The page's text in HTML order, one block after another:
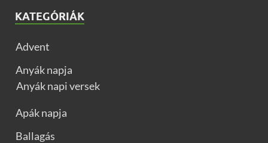
KATEGÓRIÁK
Advent
Anyák napja
Anyák napi versek
Apák napja
Ballagás